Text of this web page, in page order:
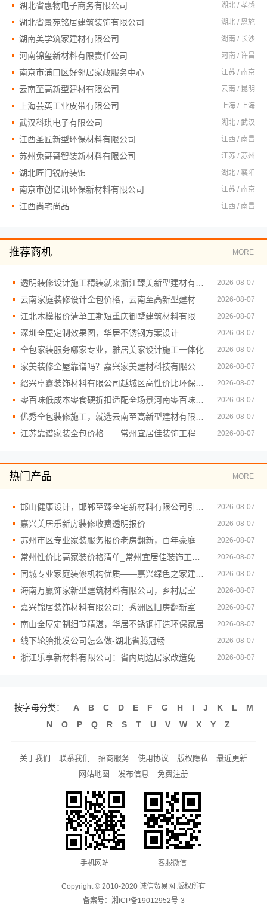
湖北省惠物电子商务有限公司 湖北 / 孝感
湖北省景苑铭居建筑装饰有限公司 湖北 / 恩施
湖南美学筑家建材有限公司 湖南 / 长沙
河南锦玺新材料有限责任公司 河南 / 许昌
南京市浦口区好邻居家政服务中心 江苏 / 南京
云南至高新型建材有限公司 云南 / 昆明
上海芸英工业皮带有限公司 上海 / 上海
武汉科琪电子有限公司 湖北 / 武汉
江西圣匠新型环保材料有限公司 江西 / 南昌
苏州兔哥哥智装新材料有限公司 江苏 / 苏州
湖北匠门锐府装饰 湖北 / 襄阳
南京市创亿讯环保新材料有限公司 江苏 / 南京
江西尚宅尚品 江西 / 南昌
推荐商机 MORE+
2026-08-07
2026-08-07
2026-08-07
深圳全屋定制效果图，华居不锈钢方案设计 2026-08-07
全包家装服务哪家专业，雅居美家设计施工一体化 2026-08-07
2026-08-07
2026-08-07
2026-08-07
2026-08-07
2026-08-07
热门产品 MORE+
2026-08-07
嘉兴美居乐新房装修收费透明报价 2026-08-07
2026-08-07
2026-08-07
2026-08-07
2026-08-07
2026-08-07
南山全屋定制细节精湛，华居不锈钢打造环保家居 2026-08-07
线下轮胎批发公司怎么做-湖北省腾冠畅 2026-08-07
2026-08-07
按字母分类： A B C D E F G H I J K L
M
N
O P Q R S T U V W X Y Z
关于我们 联系我们 招商服务 使用协议 版权隐私
最近更新
网站地图
发布信息 免费注册
手机网站 客服微信
Copyright © 2010-2020 诚信贸易网 版权所有
备案号： 湘ICP备19012952号-3